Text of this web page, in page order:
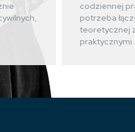
codziennej
potrzeba
teoretycznej
praktycznymi.